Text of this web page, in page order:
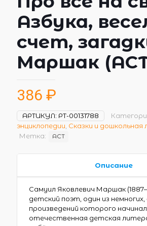
Азбука,
счет,
Маршак
386 ₽
АРТИКУЛ: РТ-00131788
энциклопедии, Сказки и
Метка:
АСТ
Описание
Самуил Яковлевич Маршак
детский поэт, один из немногих,
произведений которого
отечественная детская